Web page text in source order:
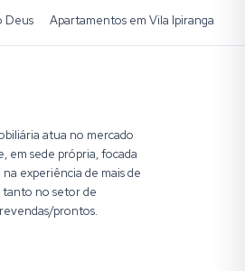
Deus
Apartamentos em Vila Ipiranga
atua no mercado
em sede própria, focada
experiência de mais de
tanto no setor de
prontos.